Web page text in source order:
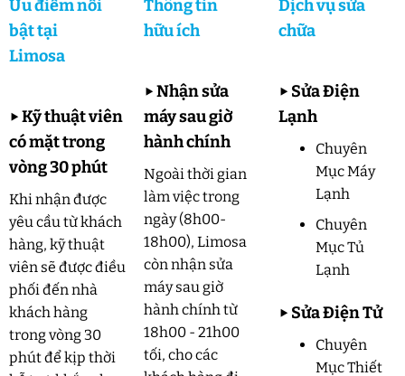
Ưu điểm nổi
bật tại
Limosa
▶Kỹ thuật viên
có mặt trong
vòng 30 phút
Khi nhận được
yêu cầu từ khách
hàng, kỹ thuật
viên sẽ được điều
phối đến nhà
khách hàng
trong vòng 30
phút để kịp thời
Thông tin
hữu ích
▶Nhận sửa
máy sau giờ
hành chính
Ngoài thời gian
làm việc trong
ngày (8h00-
18h00), Limosa
còn nhận sửa
máy sau giờ
hành chính từ
18h00 - 21h00
tối, cho các
Dịch vụ sửa
chữa
▶ Sửa Điện
Lạnh
Chuyên
Mục Máy
Lạnh
Chuyên
Mục Tủ
Lạnh
▶ Sửa Điện Tử
Chuyên
Mục Thiết